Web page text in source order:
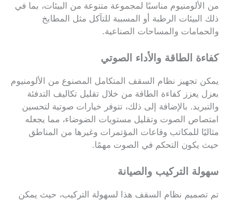
من الألومنيوم مناسبًا لمجموعة متنوعة من البيئات، بما في
ذلك البيئات الرطبة أو المسببة للتآكل مثل المطابخ
والحمامات والمساحات الصناعية.
كفاءة الطاقة والأداء الصوتي
يمكن تجهيز نظام السقف المتكامل المصنوع من الألومنيوم
بعزل يعزز كفاءة الطاقة من خلال تقليل تكاليف التدفئة
والتبريد. بالإضافة إلى ذلك، تتوفر خيارات صوتية لتحسين
امتصاص الصوت وتقليل مستويات الضوضاء، مما يجعله
مثاليًا للمكاتب وقاعات المؤتمرات وغيرها من المناطق
حيث يكون التحكم في الصوت مهمًا.
سهولة التركيب والصيانة
تم تصميم نظام السقف هذا لسهولة التركيب، حيث يمكن